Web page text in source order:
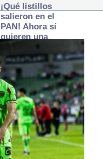
¡Qué listillos
salieron en el
PAN! Ahora sí
quieren una
autónoma… y
transexenal